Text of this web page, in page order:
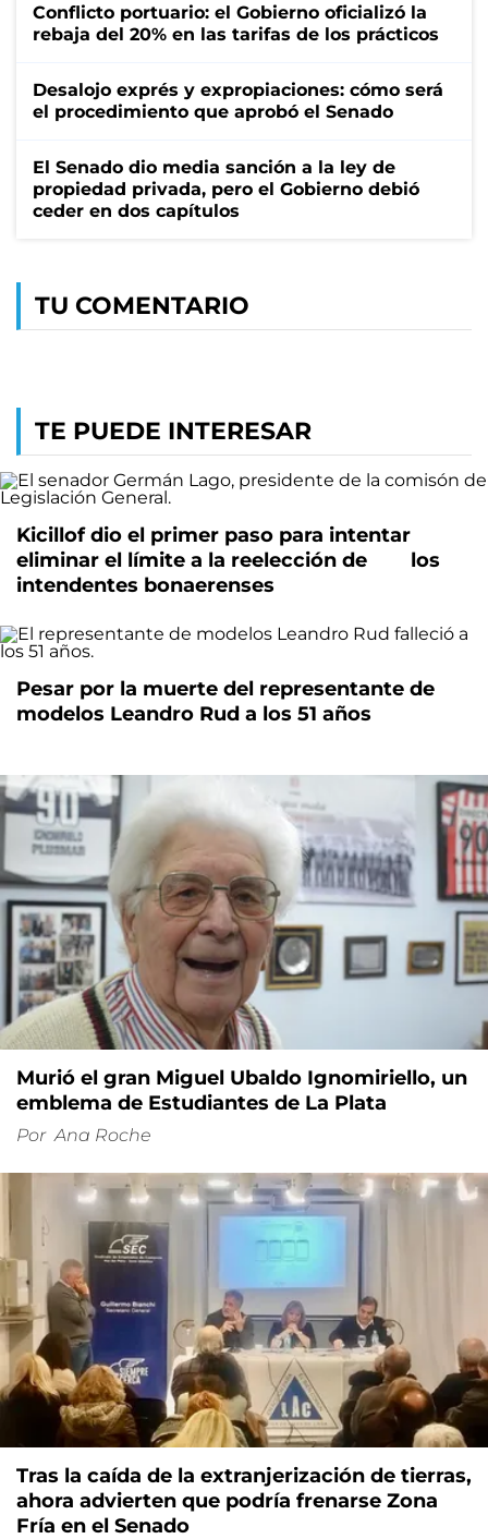
Conflicto portuario: el Gobierno oficializó la
rebaja del 20% en las tarifas de los prácticos
Desalojo exprés y expropiaciones: cómo será
el procedimiento que aprobó el Senado
El Senado dio media sanción a la ley de
propiedad privada, pero el Gobierno debió
ceder en dos capítulos
TU COMENTARIO
TE PUEDE INTERESAR
Kicillof dio el primer paso para intentar
eliminar el límite a la reelección de los
intendentes bonaerenses
Pesar por la muerte del representante de
modelos Leandro Rud a los 51 años
Murió el gran Miguel Ubaldo Ignomiriello, un
emblema de Estudiantes de La Plata
Por Ana Roche
Tras la caída de la extranjerización de tierras,
ahora advierten que podría frenarse Zona
Fría en el Senado